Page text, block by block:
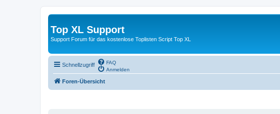
Top XL Support
Support Forum für das kostenlose Toplisten Script Top XL
Schnellzugriff
FAQ
Anmelden
Foren-Übersicht